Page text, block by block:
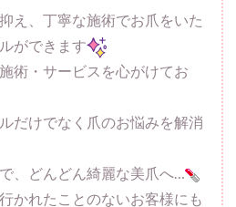
え、丁寧な施術でお爪をいた
ができます
術・サービスを心がけてお
だけでなく爪のお悩みを解消
、どんどん綺麗な美爪へ…
かれたことのないお客様にも